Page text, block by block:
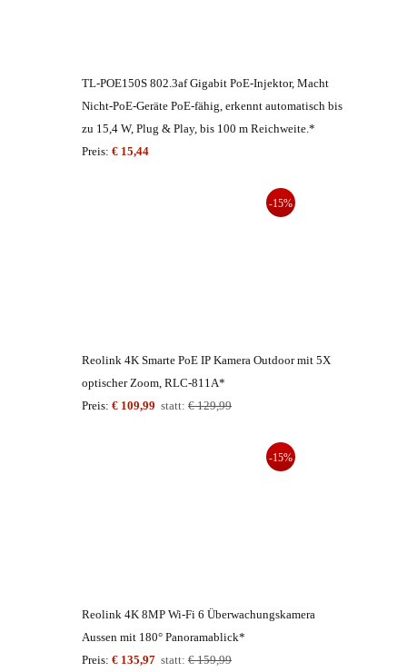
TL-POE150S 802.3af Gigabit PoE-Injektor, Macht
Nicht-PoE-Geräte PoE-fähig, erkennt automatisch bis
zu 15,4 W, Plug & Play, bis 100 m Reichweite.*
Preis: € 15,44
-15%
Reolink 4K Smarte PoE IP Kamera Outdoor mit 5X
optischer Zoom, RLC-811A*
Preis: € 109,99 statt: € 129,99
-15%
Reolink 4K 8MP Wi-Fi 6 Überwachungskamera
Aussen mit 180° Panoramablick*
Preis: € 135,97 statt: € 159,99